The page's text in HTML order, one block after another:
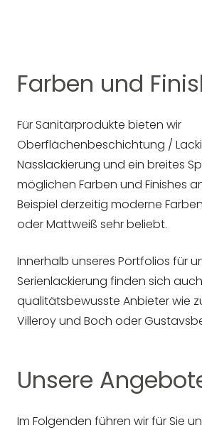
Farben und
Für Sanitärprodukte bieten wir
Oberflächenbeschichtung /
Nasslackierung und ein breites
möglichen Farben und Finishes
Beispiel derzeitig moderne
oder Mattweiß sehr beliebt.
Innerhalb unseres Portfolios für
Serienlackierung finden sich
qualitätsbewusste Anbieter wie
Villeroy und Boch oder
Unsere
Im Folgenden führen wir für Sie